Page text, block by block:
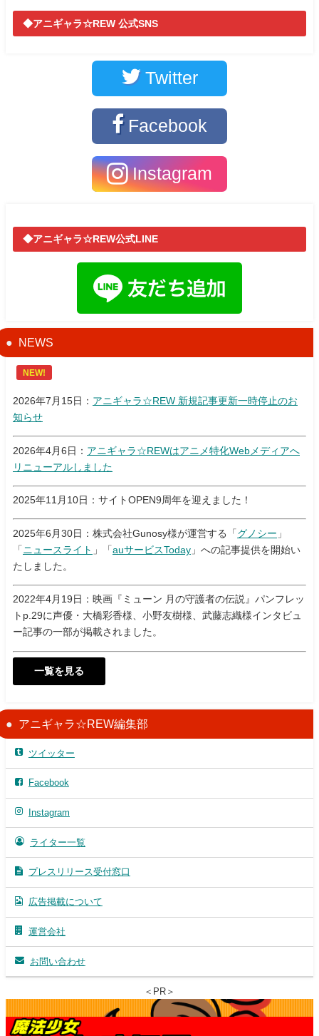
◆アニギャラ☆REW 公式SNS
Twitter
Facebook
Instagram
◆アニギャラ☆REW公式LINE
NEWS
NEW!
2026年7月15日： アニギャラ☆REW 新規記事更新一時停止のお
知らせ
2026年4月6日： アニギャラ☆REWはアニメ特化Webメディアへ
リニューアルしました
2025年11月10日：サイトOPEN9周年を迎えました！
2025年6月30日：株式会社Gunosy様が運営する「 グノシー 」
「 ニュースライト 」「auサービスToday 」への記事提供を開始い
たしました。
2022年4月19日：映画『ミューン 月の守護者の伝説』パンフレッ
トp.29に声優・大橋彩香様、小野友樹様、武藤志織様インタビュ
ー記事の一部が掲載されました。
一覧を見る
アニギャラ☆REW編集部
ツイッター
Facebook
Instagram
ライター一覧
プレスリリース受付窓口
広告掲載について
運営会社
お問い合わせ
＜PR＞